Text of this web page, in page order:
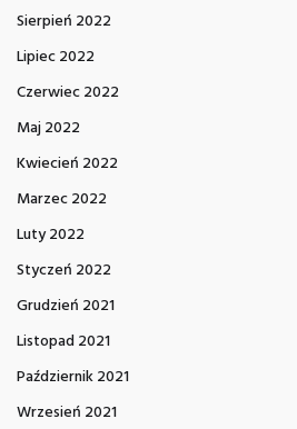
Sierpień 2022
Lipiec 2022
Czerwiec 2022
Maj 2022
Kwiecień 2022
Marzec 2022
Luty 2022
Styczeń 2022
Grudzień 2021
Listopad 2021
Październik 2021
Wrzesień 2021